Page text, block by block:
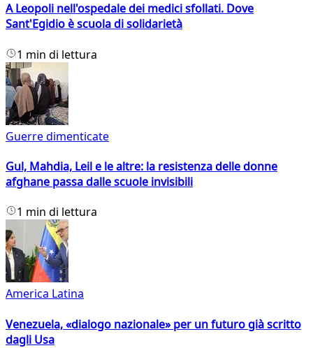
A Leopoli nell'ospedale dei medici sfollati. Dove
Sant'Egidio è scuola di solidarietà
1 min di lettura
Guerre dimenticate
Gul, Mahdia, Leil e le altre: la resistenza delle donne
afghane passa dalle scuole invisibili
1 min di lettura
America Latina
Venezuela, «dialogo nazionale» per un futuro già scritto
dagli Usa